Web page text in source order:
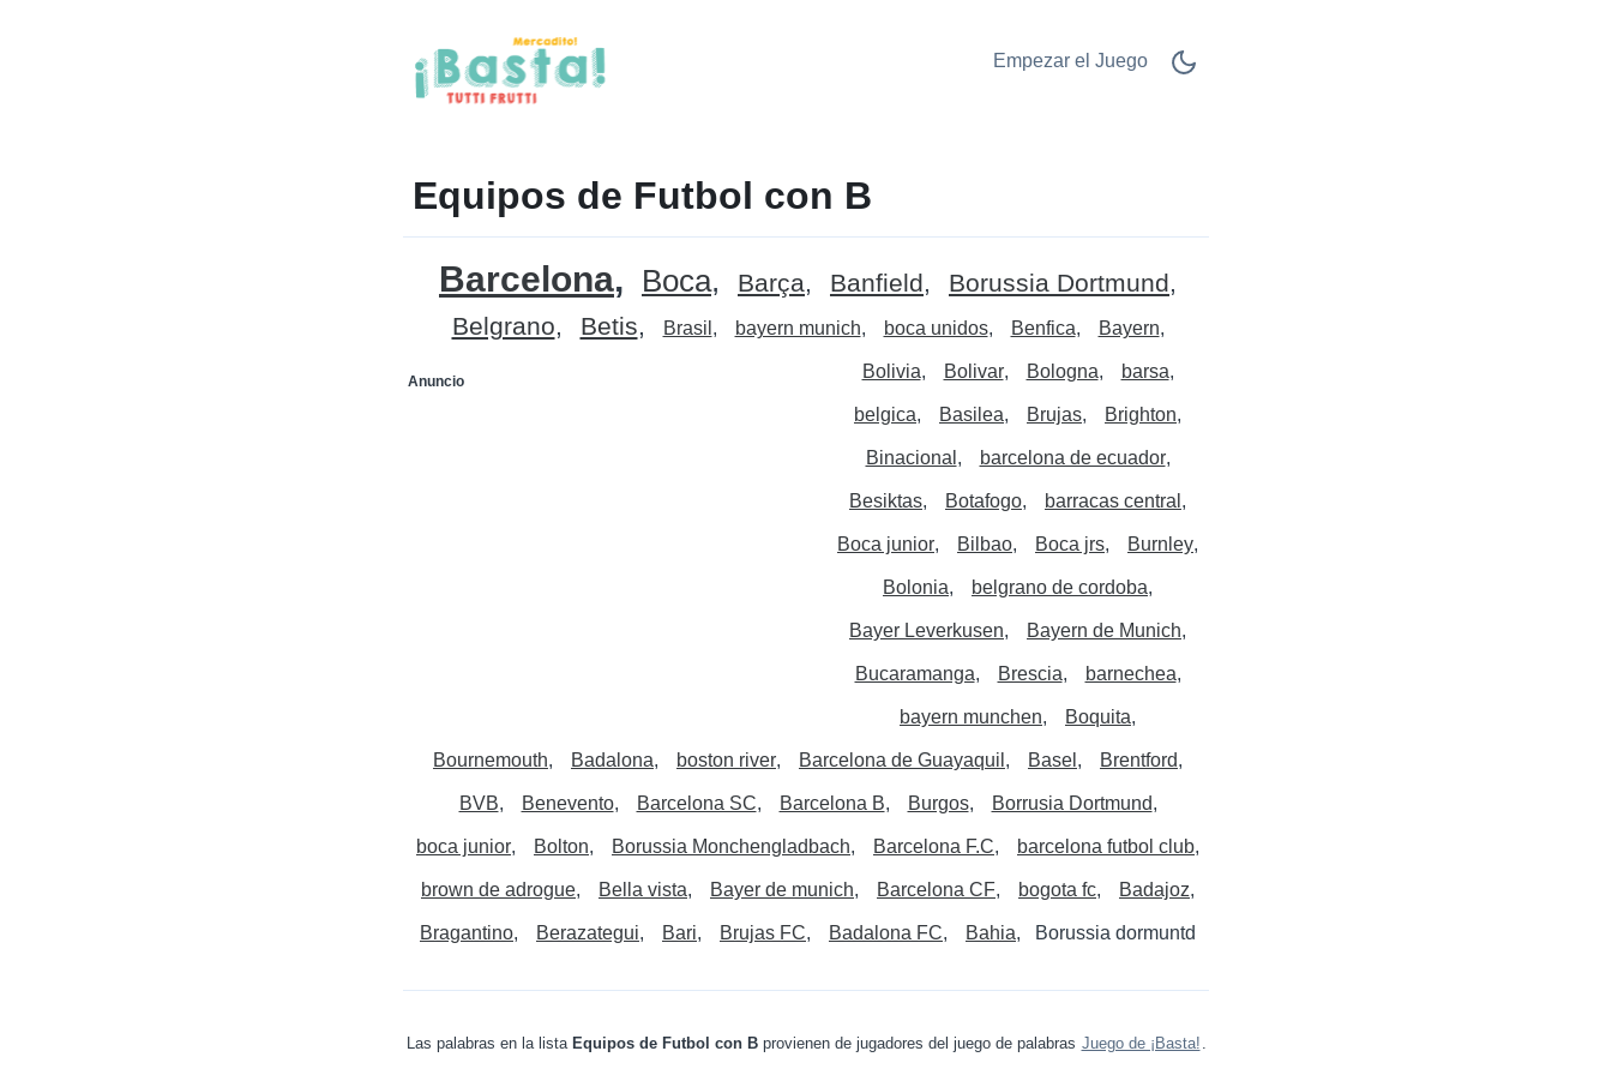
Empezar el Juego
Equipos de Futbol con B
Barcelona Boca Barça Banfield
Borussia Dortmund
Belgrano
Betis Brasil bayern munich boca unidos Benfica Bayern
Bolivia Bolivar Bologna
Anuncio barsa
belgica Basilea Brujas Brighton
Binacional barcelona de ecuador
Besiktas Botafogo barracas central
Boca junior Bilbao Boca jrs Burnley
Bolonia belgrano de cordoba
Bayer Leverkusen Bayern de Munich
Bucaramanga Brescia barnechea
bayern munchen Boquita
Bournemouth Badalona boston river Barcelona de Guayaquil Basel Brentford
BVB Benevento Barcelona SC Barcelona B Burgos Borrusia Dortmund
boca junior Bolton Borussia Monchengladbach Barcelona F.C barcelona futbol club
brown de adrogue Bella vista Bayer de munich Barcelona CF bogota fc Badajoz
Bragantino Berazategui Bari Brujas FC Badalona FC Bahia Borussia dormuntd
Las palabras en la lista Equipos de Futbol con Bprovienen de jugadores del juego de palabras Juego de ¡Basta!